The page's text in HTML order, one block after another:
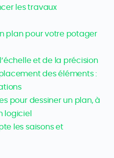
les travaux
plan pour votre potager
et de la précision
des éléments :
pour dessiner un plan, à
logiciel
les saisons et